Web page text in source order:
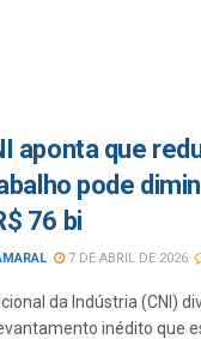
aponta que
pode
76 bi
7 DE ABRIL DE 2026
da Indústria (CNI)
inédito que